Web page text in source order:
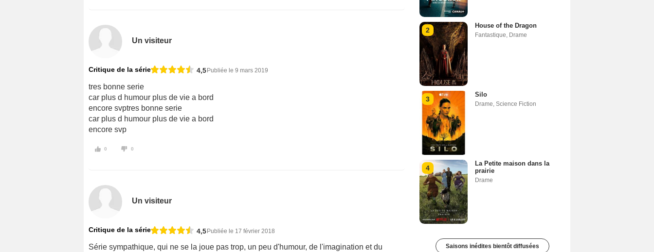
Un visiteur
Critique de la série 4,5 Publiée le 9 mars 2019
tres bonne serie
car plus d humour plus de vie a bord
encore svptres bonne serie
car plus d humour plus de vie a bord
encore svp
0 0
Un visiteur
Critique de la série 4,5 Publiée le 17 février 2018
Série sympathique, qui ne se la joue pas trop, un peu d'humour, de l'imagination et du
2
House of the Dragon
Fantastique, Drame
3
Silo
Drame, Science Fiction
4
La Petite maison dans la
prairie
Drame
Saisons inédites bientôt diffusées